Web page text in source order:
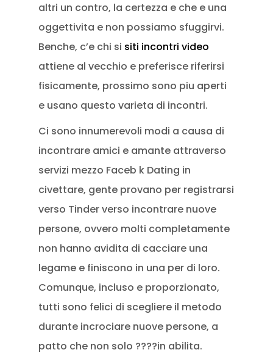
altri un contro, la certezza e che e una
oggettivita e non possiamo sfuggirvi.
Benche, c’e chi si siti incontri video
attiene al vecchio e preferisce riferirsi
fisicamente, prossimo sono piu aperti
e usano questo varieta di incontri.
Ci sono innumerevoli modi a causa di
incontrare amici e amante attraverso
servizi mezzo Faceb k Dating in
civettare, gente provano per registrarsi
verso Tinder verso incontrare nuove
persone, ovvero molti completamente
non hanno avidita di cacciare una
legame e finiscono in una per di loro.
Comunque, incluso e proporzionato,
tutti sono felici di scegliere il metodo
durante incrociare nuove persone, a
patto che non solo ????in abilita.